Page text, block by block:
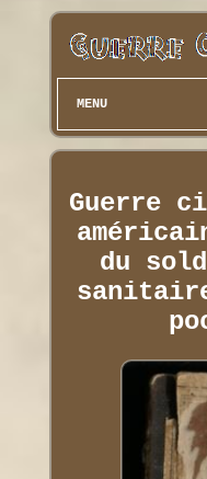
MENU
Guerre
du